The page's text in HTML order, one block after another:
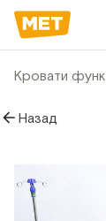
Кровати
Назад